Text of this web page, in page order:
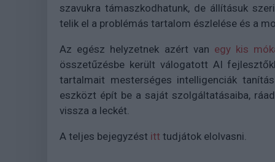
szavukra támaszkodhatunk, de állításuk
telik el a problémás tartalom észlelése és a
Az egész helyzetnek azért van egy kis
összetűzésbe került válogatott AI
tartalmait mesterséges intelligenciák
eszközt épít be a saját szolgáltatásaiba,
vissza a leckét.
A teljes bejegyzést itt tudjátok elolvasni.